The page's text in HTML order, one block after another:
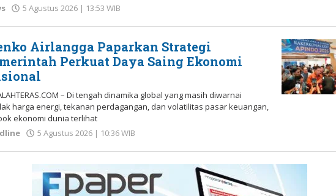
5 Agustus 2026 | 13:53 WIB
Airlangga Paparkan Strategi
Perkuat Daya Saing Ekonomi
– Di tengah dinamika global yang masih diwarnai
harga energi, tekanan perdagangan, dan volatilitas pasar keuangan,
ekonomi dunia terlihat
5 Agustus 2026 | 10:36 WIB